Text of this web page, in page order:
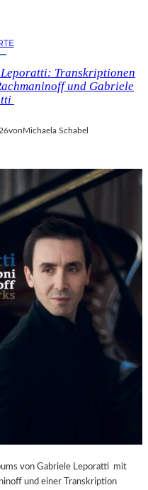
Transkriptionen
und Gabriele
vonMichaela Schabel
von Gabriele Leporatti mit
und einer Transkription